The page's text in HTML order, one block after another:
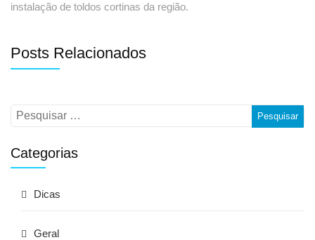
instalação de toldos cortinas da região.
Posts Relacionados
Categorias
Dicas
Geral